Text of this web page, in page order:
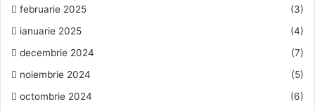
februarie 2025
(3)
ianuarie 2025
(4)
decembrie 2024
(7)
noiembrie 2024
(5)
octombrie 2024
(6)